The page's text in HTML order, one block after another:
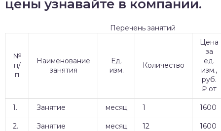
цены узнавайте в компании.
Перечень занятий
№
п/
п
Наименование
занятия
Ед.
изм.
Количество
Цена
за
ед.
изм.,
руб.
₽ от
1. Занятие месяц 1 1600
2. Занятие месяц 12 1600